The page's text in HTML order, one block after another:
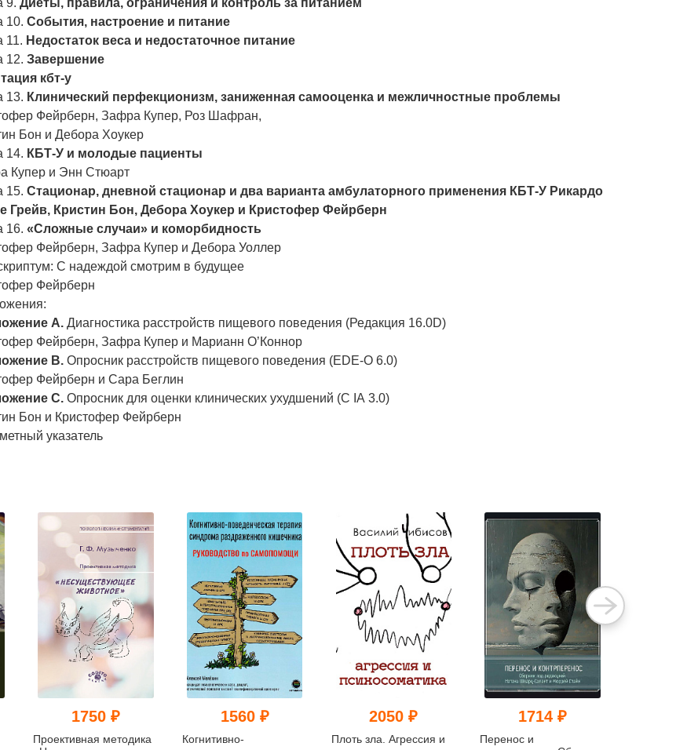
9. Диеты, правила, ограничения и контроль за питанием
10. События, настроение и питание
11. Недостаток веса и недостаточное питание
12. Завершение
кбт-у
13. Клинический перфекционизм, заниженная самооценка и межличностные проблемы
Фейрберн, Зафра Купер, Роз Шафран,
Бон и Дебора Хоукер
14. КБТ-У и молодые пациенты
Купер и Энн Стюарт
15. Стационар, дневной стационар и два варианта амбулаторного применения КБТ-У Рикардо
Грейв, Кристин Бон, Дебора Хоукер и Кристофер Фейрберн
16. «Сложные случаи» и коморбидность
Фейрберн, Зафра Купер и Дебора Уоллер
С надеждой смотрим в будущее
Фейрберн
А. Диагностика расстройств пищевого поведения (Редакция 16.0D)
Фейрберн, Зафра Купер и Марианн О’Коннор
В. Опросник расстройств пищевого поведения (EDE-O 6.0)
Фейрберн и Сара Беглин
С. Опросник для оценки клинических ухудшений (С ІА 3.0)
Бон и Кристофер Фейрберн
указатель
1750 ₽
Проективная методика
1560 ₽
Когнитивно-
2050 ₽
Плоть зла. Агрессия и
1714 ₽
Перенос и